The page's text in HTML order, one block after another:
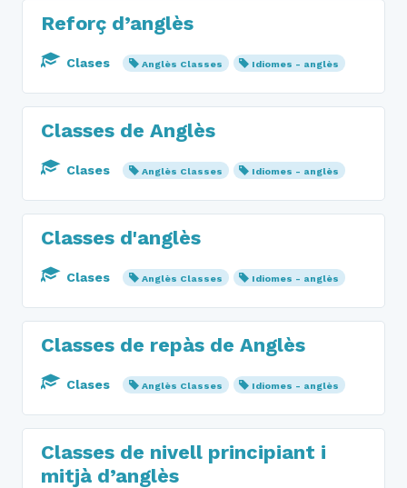
Reforç d’anglès
Clases Anglès Classes Idiomes - anglès
Classes de Anglès
Clases Anglès Classes Idiomes - anglès
Classes d'anglès
Clases Anglès Classes Idiomes - anglès
Classes de repàs de Anglès
Clases Anglès Classes Idiomes - anglès
Classes de nivell principiant i
mitjà d’anglès